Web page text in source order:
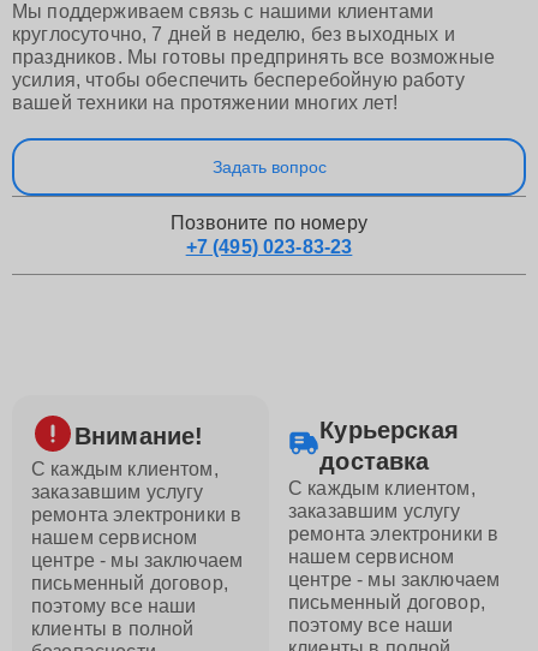
Мы поддерживаем связь с нашими клиентами
круглосуточно, 7 дней в неделю, без выходных и
праздников. Мы готовы предпринять все возможные
усилия, чтобы обеспечить бесперебойную работу
вашей техники на протяжении многих лет!
Задать вопрос
Позвоните по номеру
+7 (495) 023-83-23
Внимание!
С каждым клиентом,
заказавшим услугу
ремонта электроники в
нашем сервисном
центре - мы заключаем
письменный договор,
поэтому все наши
клиенты в полной
Курьерская
доставка
С каждым клиентом,
заказавшим услугу
ремонта электроники в
нашем сервисном
центре - мы заключаем
письменный договор,
поэтому все наши